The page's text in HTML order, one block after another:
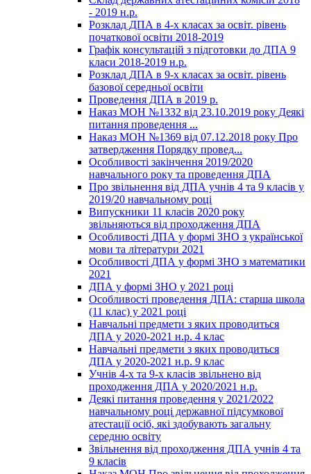
- 2019 н.р.
Розклад ДПА в 4-х класах за освіт. рівень
початкової освіти 2018-2019
Графік консультацій з підготовки до ДПА 9
класи 2018-2019 н.р.
Розклад ДПА в 9-х класах за освіт. рівень
базової середньої освіти
Проведення ДПА в 2019 р.
Наказ МОН №1332 від 23.10.2019 року Деякі
питання проведення ...
Наказ МОН №1369 від 07.12.2018 року Про
затвердження Порядку провед...
Особливості закінчення 2019/2020
навчального року та проведення ДПА
Про звільнення від ДПА учнів 4 та 9 класів у
2019/20 навчальному році
Випускники 11 класів 2020 року
звільняються від проходження ДПА
Особливості ДПА у формі ЗНО з української
мови та літератури 2021
Особливості ДПА у формі ЗНО з математики
2021
ДПА у формі ЗНО у 2021 році
Особливості проведення ДПА: старша школа
(11 клас) у 2021 році
Навчальні предмети з яких проводиться
ДПА у 2020-2021 н.р. 4 клас
Навчальні предмети з яких проводиться
ДПА у 2020-2021 н.р. 9 клас
Учнів 4-х та 9-х класів звільнено від
проходження ДПА у 2020/2021 н.р.
Деякі питання проведення у 2021/2022
навчальному році державної підсумкової
атестації осіб, які здобувають загальну
середню освіту
Звільнення від проходження ДПА учнів 4 та
9 класів